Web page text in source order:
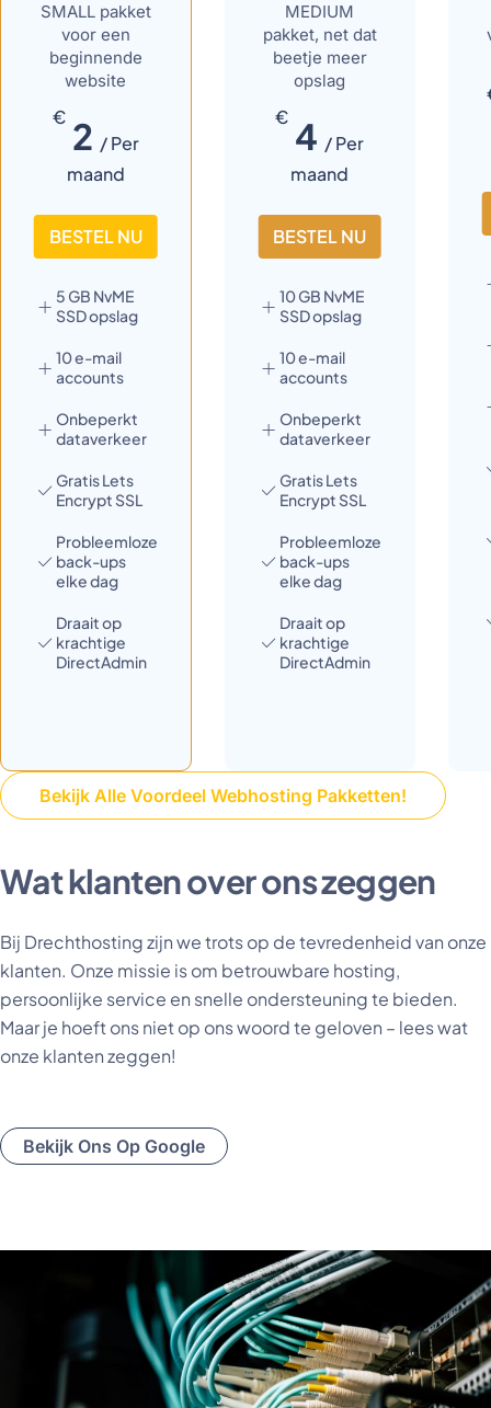
SMALL pakket
voor een
beginnende
website
€2 / Per
maand
BESTEL NU
5 GB NvME
SSD opslag
10 e-mail
accounts
Onbeperkt
dataverkeer
Gratis Lets
Encrypt SSL
Probleemloze
back-ups
elke dag
Draait op
krachtige
DirectAdmin
MEDIUM
pakket, net dat
beetje meer
opslag
€ 4 / Per
maand
BESTEL NU
10 GB NvME
SSD opslag
10 e-mail
accounts
Onbeperkt
dataverkeer
Gratis Lets
Encrypt SSL
Probleemloze
back-ups
elke dag
Draait op
krachtige
DirectAdmin
Bekijk Alle Voordeel Webhosting Pakketten!
Wat klanten over ons zeggen
Bij Drechthosting zijn we trots op de tevredenheid van onze
klanten. Onze missie is om betrouwbare hosting,
persoonlijke service en snelle ondersteuning te bieden.
Maar je hoeft ons niet op ons woord te geloven – lees wat
onze klanten zeggen!
Bekijk Ons Op Google